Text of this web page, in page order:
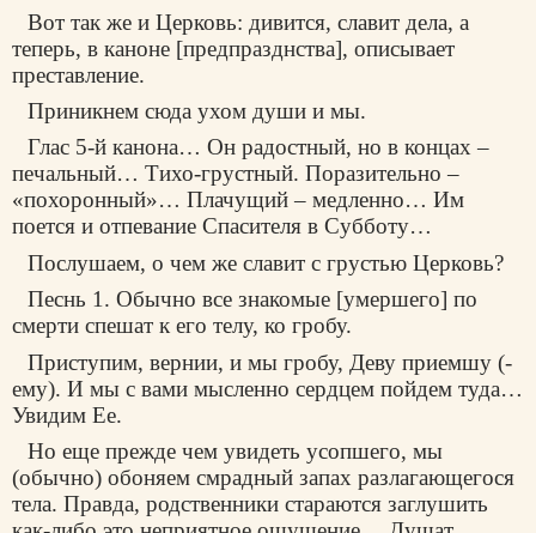
Вот так же и Церковь: дивится, славит дела, а
теперь, в каноне [предпразднства], описывает
преставление.
Приникнем сюда ухом души и мы.
Глас 5-й канона… Он радостный, но в концах –
печальный… Тихо-грустный. Поразительно –
«похоронный»… Плачущий – медленно… Им
поется и отпевание Спасителя в Субботу…
Послушаем, о чем же славит с грустью Церковь?
Песнь 1. Обычно все знакомые [умершего] по
смерти спешат к его телу, ко гробу.
Приступим, вернии, и мы гробу, Деву приемшу (-
ему). И мы с вами мысленно сердцем пойдем туда…
Увидим Ее.
Но еще прежде чем увидеть усопшего, мы
(обычно) обоняем смрадный запах разлагающегося
тела. Правда, родственники стараются заглушить